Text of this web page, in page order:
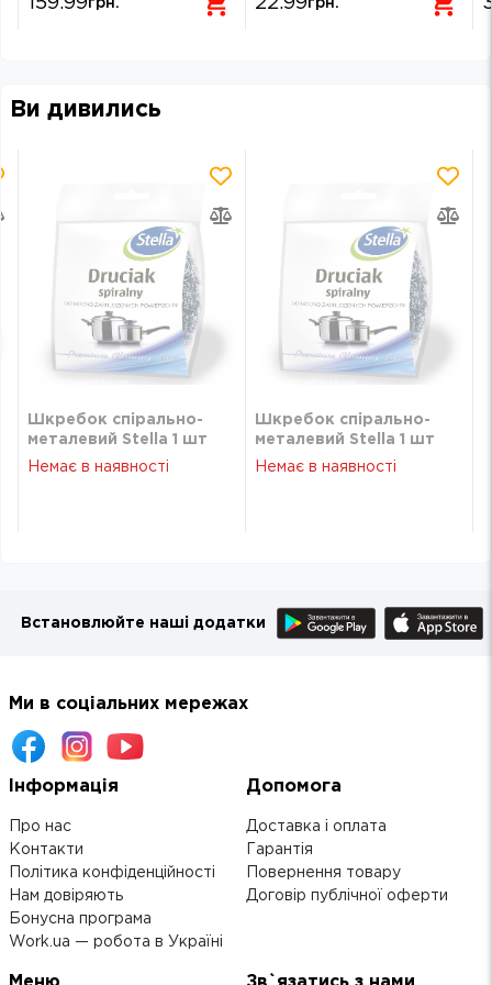
грн. грн.
Ви дивились
Шкребок спірально-
металевий Stella 1 шт
Немає в наявності
Шкребок спірально-
металевий Stella 1 шт
Немає в наявності
Встановлюйте наші додатки
Ми в соціальних мережах
Інформація
Про нас
Контакти
Політика конфіденційності
Нам довіряють
Бонусна програма
Work.ua — робота в Україні
Допомога
Доставка і оплата
Гарантія
Повернення товару
Договір публічної оферти